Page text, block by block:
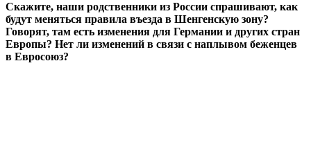
Скажите, наши родственники из России спрашивают, как
будут меняться правила въезда в Шенгенскую зону?
Говорят, там есть изменения для Германии и других стран
Европы? Нет ли изменений в связи с наплывом беженцев
в Евросоюз?